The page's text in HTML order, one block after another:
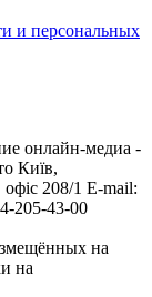
и персональных
онлайн-медиа -
Київ,
208/1 E-mail:
205-43-00
на
на